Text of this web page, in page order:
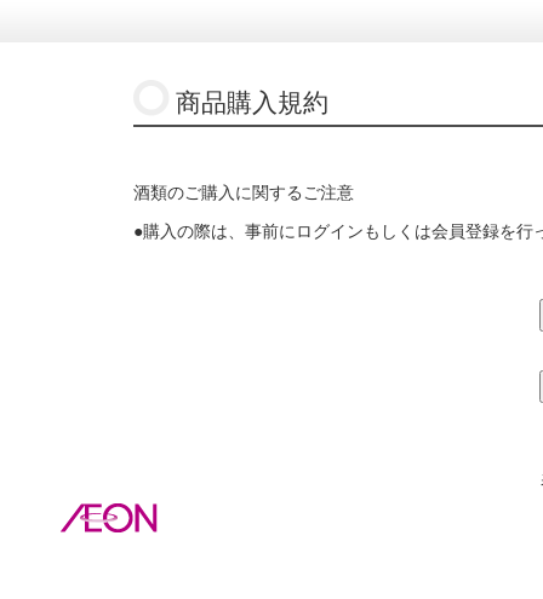
商品購入規約
酒類のご購入に関するご注意
●購入の際は、事前にログインもしくは会員登録を